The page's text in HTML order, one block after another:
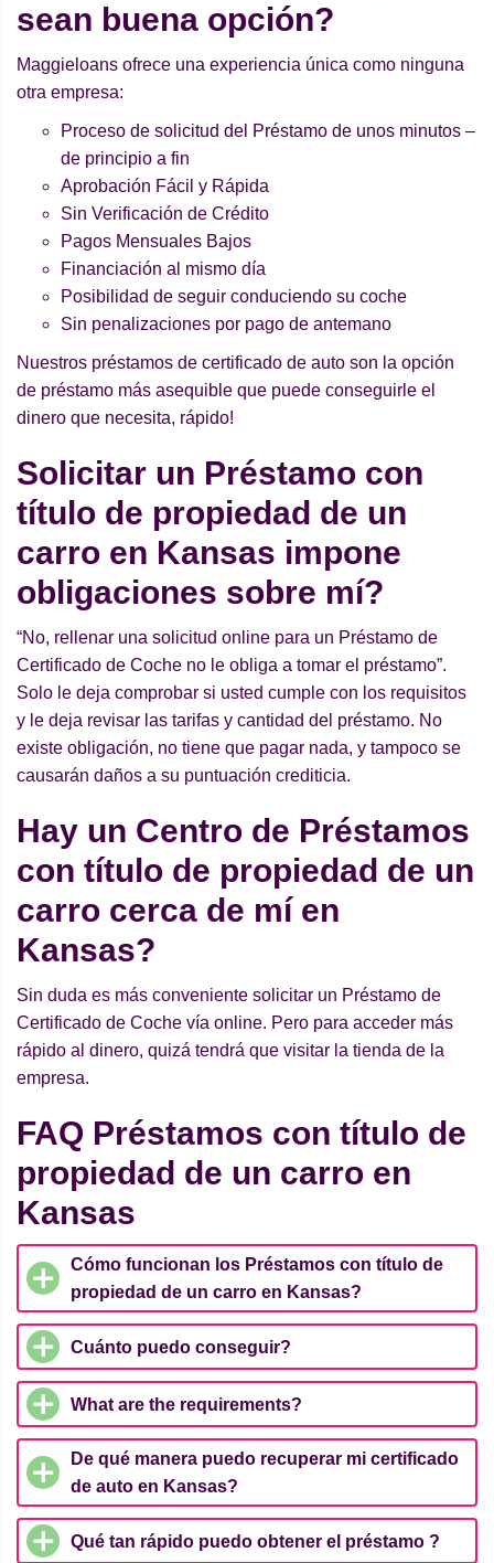
sean buena opción?
Maggieloans ofrece una experiencia única como ninguna
otra empresa:
Proceso de solicitud del Préstamo de unos minutos –
de principio a fin
Aprobación Fácil y Rápida
Sin Verificación de Crédito
Pagos Mensuales Bajos
Financiación al mismo día
Posibilidad de seguir conduciendo su coche
Sin penalizaciones por pago de antemano
Nuestros préstamos de certificado de auto son la opción
de préstamo más asequible que puede conseguirle el
dinero que necesita, rápido!
Solicitar un Préstamo con
título de propiedad de un
carro en Kansas impone
obligaciones sobre mí?
“No, rellenar una solicitud online para un Préstamo de
Certificado de Coche no le obliga a tomar el préstamo”.
Solo le deja comprobar si usted cumple con los requisitos
y le deja revisar las tarifas y cantidad del préstamo. No
existe obligación, no tiene que pagar nada, y tampoco se
causarán daños a su puntuación crediticia.
Hay un Centro de Préstamos
con título de propiedad de un
carro cerca de mí en
Kansas?
Sin duda es más conveniente solicitar un Préstamo de
Certificado de Coche vía online. Pero para acceder más
rápido al dinero, quizá tendrá que visitar la tienda de la
empresa.
FAQ Préstamos con título de
propiedad de un carro en
Kansas
Cómo funcionan los Préstamos con título de
propiedad de un carro en Kansas?
Cuánto puedo conseguir?
What are the requirements?
De qué manera puedo recuperar mi certificado
de auto en Kansas?
Qué tan rápido puedo obtener el préstamo ?